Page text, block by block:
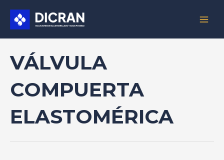
contenido
VÁLVULA
COMPUERTA
ELASTOMÉRICA